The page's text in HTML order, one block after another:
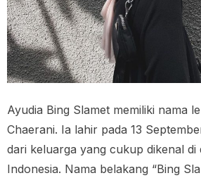
Ayudia Bing Slamet memiliki nama
Chaerani. Ia lahir pada 13
dari keluarga yang cukup dikenal di
Indonesia. Nama belakang “Bing